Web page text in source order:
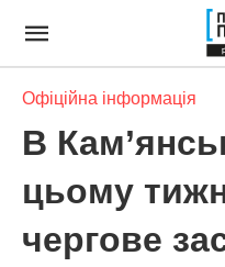
Офіційна інформація
В
цьому
чергове